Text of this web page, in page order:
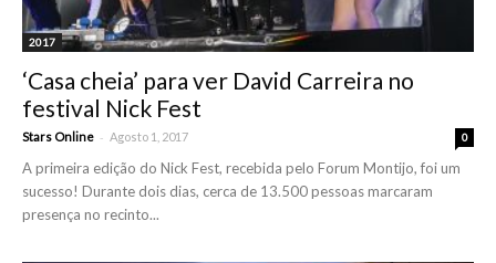
2017
‘Casa cheia’ para ver David Carreira no
festival Nick Fest
Stars Online - Agosto 1, 2017 0
A primeira edição do Nick Fest, recebida pelo Forum Montijo, foi um
sucesso! Durante dois dias, cerca de 13.500 pessoas marcaram
presença no recinto...